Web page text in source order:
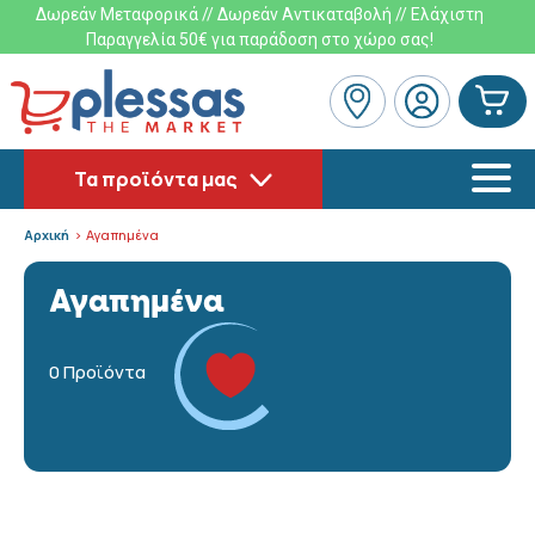
Δωρεάν Μεταφορικά // Δωρεάν Αντικαταβολή // Ελάχιστη
Παραγγελία 50€ για παράδοση στο χώρο σας!
Τα προϊόντα μας
Αρχική Αγαπημένα
Αγαπημένα
0 Προϊόντα